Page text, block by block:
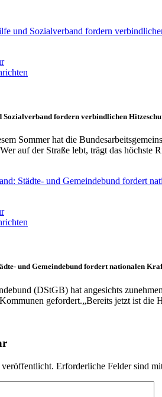
fordern verbindlichen
Sommer hat die
auf der Straße lebt, trägt das
und Gemeindebund fordert nationalen
(DStGB) hat angesichts
gefordert.„Bereits jetzt ist
Erforderliche Felder sind